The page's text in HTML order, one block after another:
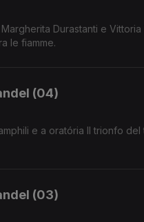
Durastanti e
le fiamme.
(04)
e a oratória Il trionfo
(03)